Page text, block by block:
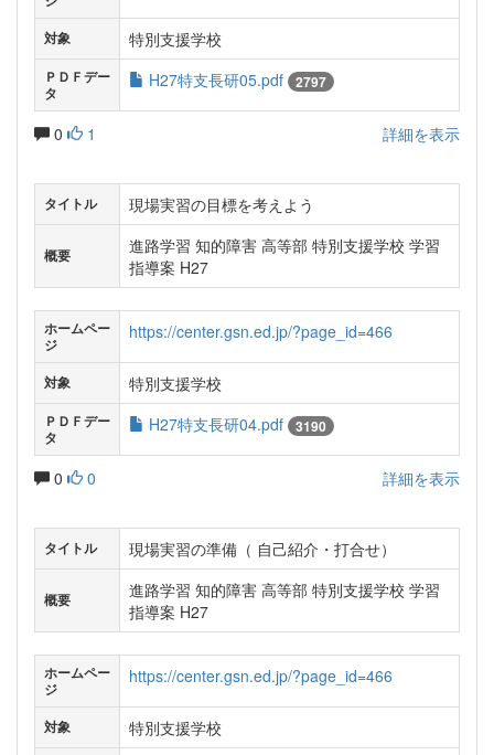
対象
特別支援学校
ＰＤＦデー
タ
H27特支長研05.pdf 2797
0 1 詳細を表示
タイトル 現場実習の目標を考えよう
概要
進路学習 知的障害 高等部 特別支援学校 学習
指導案 H27
ホームペー
ジ
https://center.gsn.ed.jp/?page_id=466
対象 特別支援学校
ＰＤＦデー
タ
H27特支長研04.pdf 3190
0 0 詳細を表示
タイトル 現場実習の準備（ 自己紹介・打合せ）
概要
進路学習 知的障害 高等部 特別支援学校 学習
指導案 H27
ホームペー
ジ
https://center.gsn.ed.jp/?page_id=466
対象 特別支援学校